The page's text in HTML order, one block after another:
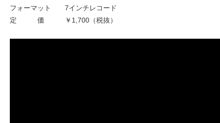
フォーマット 7インチレコード
定 価 ￥1,700（税抜）